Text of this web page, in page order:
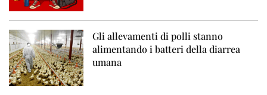
Gli allevamenti di polli stanno
alimentando i batteri della diarrea
umana